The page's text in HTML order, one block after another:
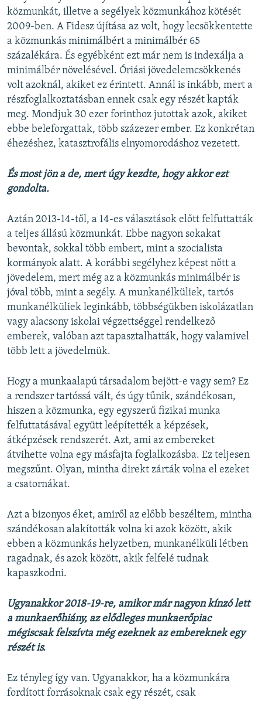
közmunkát, illetve a segélyek közmunkához kötését
2009-ben. A Fidesz újítása az volt, hogy lecsökkentette
a közmunkás minimálbért a minimálbér 65
százalékára. És egyébként ezt már nem is indexálja a
minimálbér növelésével. Óriási jövedelemcsökkenés
volt azoknál, akiket ez érintett. Annál is inkább, mert a
részfoglalkoztatásban ennek csak egy részét kapták
meg. Mondjuk 30 ezer forinthoz jutottak azok, akiket
ebbe beleforgattak, több százezer ember. Ez konkrétan
éhezéshez, katasztrofális elnyomorodáshoz vezetett.
És most jön a de, mert úgy kezdte, hogy akkor ezt
gondolta.
Aztán 2013-14-től, a 14-es választások előtt felfuttatták
a teljes állású közmunkát. Ebbe nagyon sokakat
bevontak, sokkal több embert, mint a szocialista
kormányok alatt. A korábbi segélyhez képest nőtt a
jövedelem, mert még az a közmunkás minimálbér is
jóval több, mint a segély. A munkanélküliek, tartós
munkanélküliek leginkább, többségükben iskolázatlan
vagy alacsony iskolai végzettséggel rendelkező
emberek, valóban azt tapasztalhatták, hogy valamivel
több lett a jövedelmük.
Hogy a munkaalapú társadalom bejött-e vagy sem? Ez
a rendszer tartóssá vált, és úgy tűnik, szándékosan,
hiszen a közmunka, egy egyszerű fizikai munka
felfuttatásával együtt leépítették a képzések,
átképzések rendszerét. Azt, ami az embereket
átvihette volna egy másfajta foglalkozásba. Ez teljesen
megszűnt. Olyan, mintha direkt zárták volna el ezeket
a csatornákat.
Azt a bizonyos éket, amiről az előbb beszéltem, mintha
szándékosan alakították volna ki azok között, akik
ebben a közmunkás helyzetben, munkanélküli létben
ragadnak, és azok között, akik felfelé tudnak
kapaszkodni.
Ugyanakkor 2018-19-re, amikor már nagyon kínzó lett
a munkaerőhiány, az elődleges munkaerőpiac
mégiscsak felszívta még ezeknek az embereknek egy
részét is.
Ez tényleg így van. Ugyanakkor, ha a közmunkára
fordított forrásoknak csak egy részét, csak